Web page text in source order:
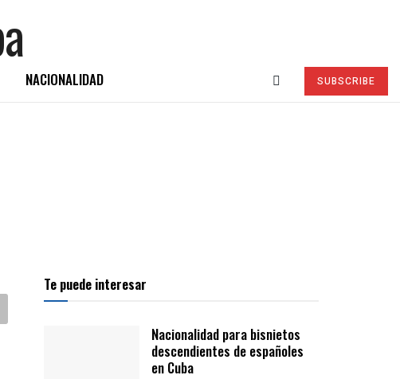
NACIONALIDAD SUBSCRIBE
Te puede interesar
Nacionalidad para bisnietos
descendientes de españoles
en Cuba